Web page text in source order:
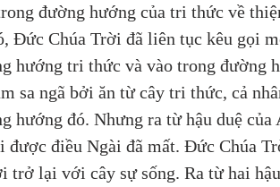
đường hướng của tri thức về
Đức Chúa Trời đã liên tục kêu gọi
hướng tri thức và vào trong đường
sa ngã bởi ăn từ cây tri thức, cả
hướng đó. Nhưng ra từ hậu duệ của
được điều Ngài đã mất. Đức Chúa
trở lại với cây sự sống. Ra từ hai